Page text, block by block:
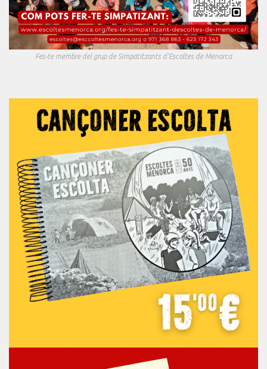
Fes-te membre del grup de Simpatitzants d'Escoltes de Menorca